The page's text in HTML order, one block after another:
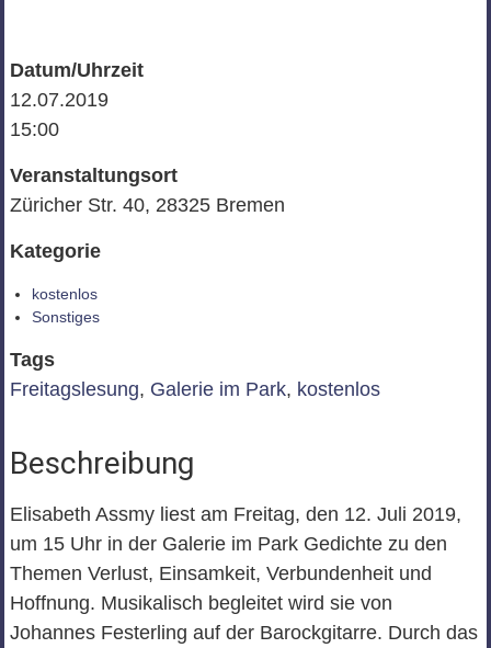
Datum/Uhrzeit
12.07.2019
15:00
Veranstaltungsort
Züricher Str. 40, 28325 Bremen
Kategorie
kostenlos
Sonstiges
Tags
Freitagslesung, Galerie im Park, kostenlos
Beschreibung
Elisabeth Assmy liest am Freitag, den 12. Juli 2019,
um 15 Uhr in der Galerie im Park Gedichte zu den
Themen Verlust, Einsamkeit, Verbundenheit und
Hoffnung. Musikalisch begleitet wird sie von
Johannes Festerling auf der Barockgitarre. Durch das